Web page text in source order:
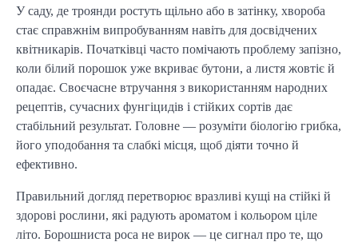
У саду, де троянди ростуть щільно або в затінку, хвороба
стає справжнім випробуванням навіть для досвідчених
квітникарів. Початківці часто помічають проблему запізно,
коли білий порошок уже вкриває бутони, а листя жовтіє й
опадає. Своєчасне втручання з використанням народних
рецептів, сучасних фунгіцидів і стійких сортів дає
стабільний результат. Головне — розуміти біологію грибка,
його уподобання та слабкі місця, щоб діяти точно й
ефективно.
Правильний догляд перетворює вразливі кущі на стійкі й
здорові рослини, які радують ароматом і кольором ціле
літо. Борошниста роса не вирок — це сигнал про те, що